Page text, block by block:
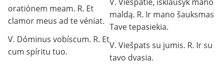
oratiónem meam. R. Et
clamor meus ad te véniat.
V. Dóminus vobíscum. R. Et
cum spíritu tuo.
maldą. R. Ir mano šauksmas
Tave tepasiekia.
V. Viešpats su jumis. R. Ir su
tavo dvasia.